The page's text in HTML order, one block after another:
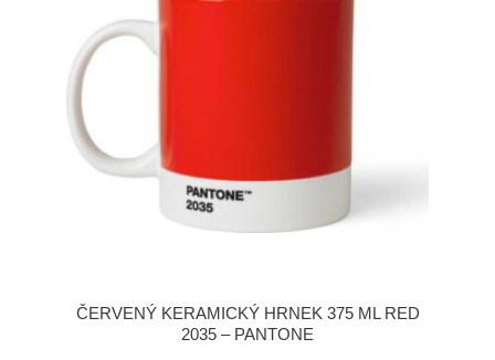
ČERVENÝ KERAMICKÝ HRNEK 375 ML RED
2035 – PANTONE